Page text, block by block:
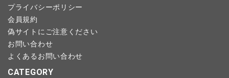
ショップリスト
プライバシーポリシー
会員規約
偽サイトにご注意ください
お問い合わせ
よくあるお問い合わせ
CATEGORY